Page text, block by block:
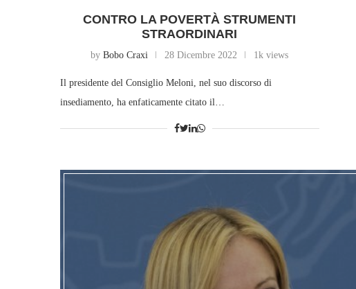
CONTRO LA POVERTÀ STRUMENTI
STRAORDINARI
byBobo Craxi 28 Dicembre 2022 1k views
Il presidente del Consiglio Meloni, nel suo discorso di
insediamento, ha enfaticamente citato il…